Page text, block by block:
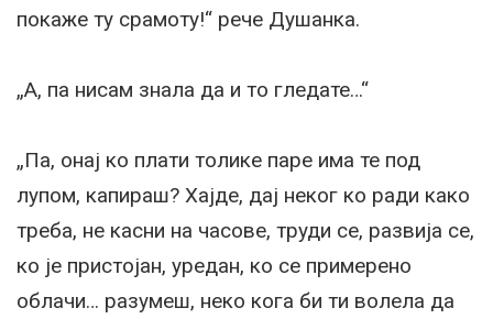
покаже ту срамоту!“ рече Душанка.
„А, па нисам знала да и то гледате…“
„Па, онај ко плати толике паре има те под
лупом, капираш? Хајде, дај неког ко ради како
треба, не касни на часове, труди се, развија се,
ко је пристојан, уредан, ко се примерено
облачи… разумеш, неко кога би ти волела да